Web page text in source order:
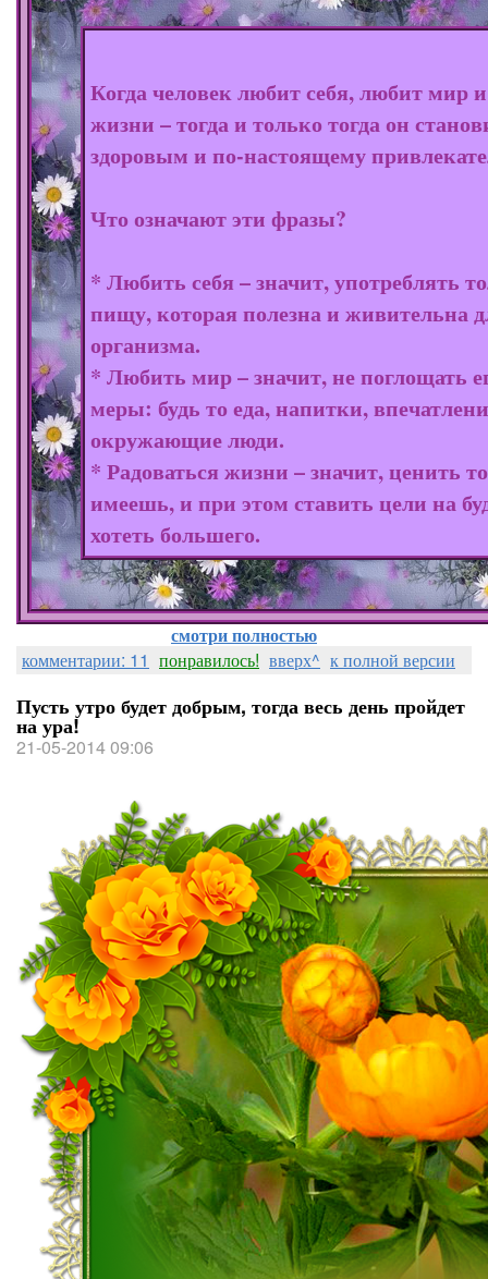
Когда человек любит себя, любит мир и
жизни – тогда и только тогда он
здоровым и по-настоящему
Что означают эти фразы?
* Любить себя – значит, употреблять
пищу, которая полезна и живительна
организма.
* Любить мир – значит, не поглощать
меры: будь то еда, напитки,
окружающие люди.
* Радоваться жизни – значит, ценить
имеешь, и при этом ставить цели на
хотеть большего.
смотри полностью
комментарии: 11 понравилось! вверх^ к полной версии
Пусть утро будет добрым, тогда весь день пройдет
на ура!
21-05-2014 09:06